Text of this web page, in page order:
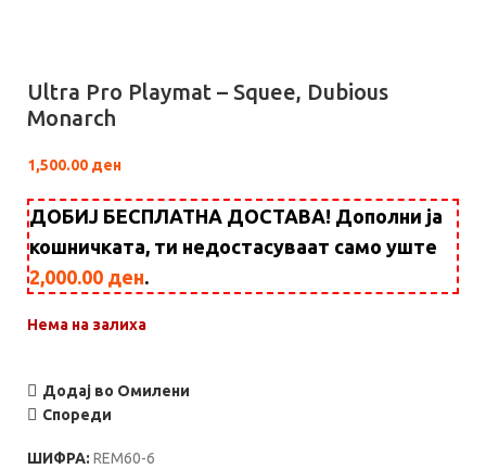
Ultra Pro Playmat – Squee, Dubious
Monarch
1,500.00 ден
ДОБИЈ БЕСПЛАТНА ДОСТАВА! Дополни ја
кошничката, ти недостасуваат само уште
2,000.00 ден.
Нема на залиха
Додај во Омилени
Спореди
ШИФРА: REM60-6